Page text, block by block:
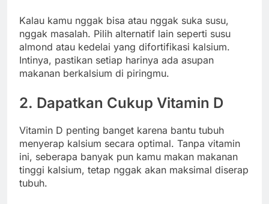
Kalau kamu nggak bisa atau nggak suka susu,
nggak masalah. Pilih alternatif lain seperti susu
almond atau kedelai yang difortifikasi kalsium.
Intinya, pastikan setiap harinya ada asupan
makanan berkalsium di piringmu.
2. Dapatkan Cukup Vitamin D
Vitamin D penting banget karena bantu tubuh
menyerap kalsium secara optimal. Tanpa vitamin
ini, seberapa banyak pun kamu makan makanan
tinggi kalsium, tetap nggak akan maksimal diserap
tubuh.